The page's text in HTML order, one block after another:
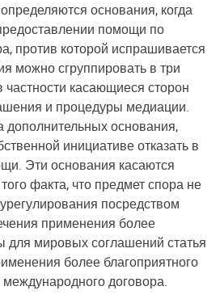
основания, когда
помощи по
против которой испрашивается
можно сгруппировать в три
частности касающиеся сторон
и процедуры медиации.
дополнительных основания,
инициативе отказать в
Эти основания касаются
факта, что предмет спора не
посредством
применения более
для мировых соглашений статья
более благоприятного
международного договора.